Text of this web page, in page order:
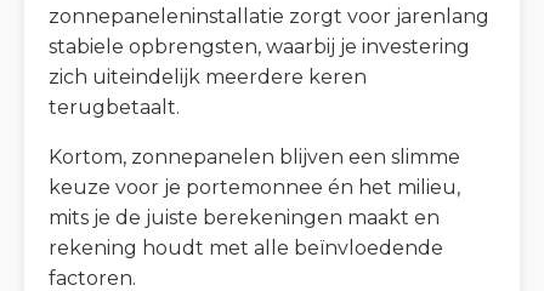
zonnepaneleninstallatie zorgt voor jarenlang
stabiele opbrengsten, waarbij je investering
zich uiteindelijk meerdere keren
terugbetaalt.
Kortom, zonnepanelen blijven een slimme
keuze voor je portemonnee én het milieu,
mits je de juiste berekeningen maakt en
rekening houdt met alle beïnvloedende
factoren.